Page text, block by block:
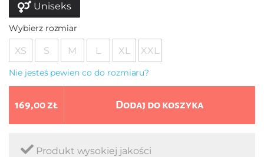
Uniseks
Wybierz rozmiar
XS S M L XL XXL
Nie jesteś pewien co do rozmiaru?
169,00 zł Dodaj do koszyka
Produkt wysokiej jakości